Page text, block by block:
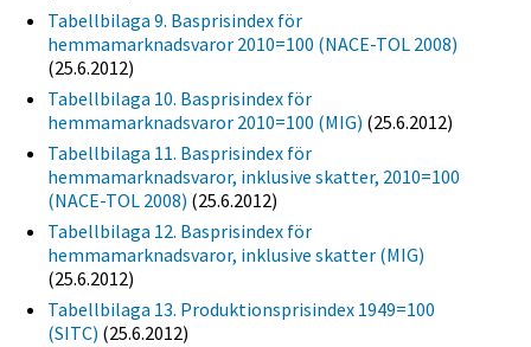
Tabellbilaga 9. Basprisindex för
hemmamarknadsvaror 2010=100 (NACE-TOL 2008)
(25.6.2012)
Tabellbilaga 10. Basprisindex för
hemmamarknadsvaror 2010=100 (MIG) (25.6.2012)
Tabellbilaga 11. Basprisindex för
hemmamarknadsvaror, inklusive skatter, 2010=100
(NACE-TOL 2008) (25.6.2012)
Tabellbilaga 12. Basprisindex för
hemmamarknadsvaror, inklusive skatter (MIG)
(25.6.2012)
Tabellbilaga 13. Produktionsprisindex 1949=100
(SITC) (25.6.2012)